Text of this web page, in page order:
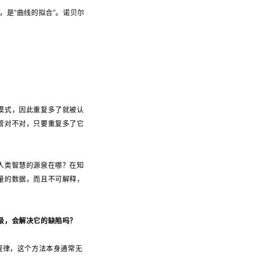
是“曲线的拟合”。诺贝尔
式，因此重复多了就被认
对不对，只要重复多了它
类智慧的源泉在哪？在知
数据，而且不可解释，
会解决它的缺陷吗？
律，这个方法本身通常无